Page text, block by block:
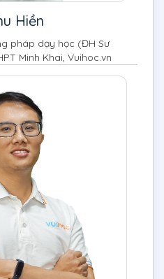
Hiền
pháp dạy học (ĐH Sư
Minh Khai, Vuihoc.vn